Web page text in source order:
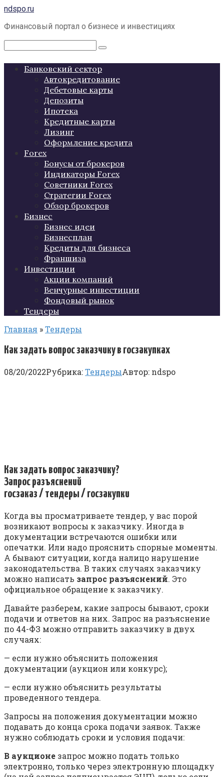
Перейти
контенту
ndspo.ru
Финансовый портал о бизнесе и инвестициях
Поиск:
Банковский сектор
Автокредитование
Дебетовые карты
Депозиты
Ипотека
Кредитные карты
Лизинг
Оформление кредита
Forex
Бонусы от брокеров
Индикаторы Forex
Советники Forex
Стратегии Forex
Обзор брокеров
Бизнес
Бизнес идеи
Бизнесплан
Кредиты для бизнеса
Франшиза
Инвестиции
Акции компаний
Венчурные инвестиции
Фондовый рынок
Тендеры
Главная »Тендеры
Как задать вопрос заказчику в госзакупках
08/20/2022Рубрика:ТендерыАвтор: ndspo
Как задать вопрос заказчику?
Запрос разъяснений
госзаказ / тендеры / госзакупки
Когда вы просматриваете тендер, у вас порой
возникают вопросы к заказчику. Иногда в
документации встречаются ошибки или
опечатки. Или надо прояснить спорные моменты.
А бывают ситуации, когда налицо нарушение
законодательства. В таких случаях заказчику
можно написать запрос разъяснений. Это
официальное обращение к заказчику.
Давайте разберем, какие запросы бывают, сроки
подачи и ответов на них. Запрос на разъяснение
по 44-ФЗ можно отправить заказчику в двух
случаях:
— если нужно объяснить положения
документации (аукцион или конкурс);
— если нужно объяснить результаты
проведенного тендера.
Запросы на положения документации можно
подавать до конца срока подачи заявок. Также
нужно соблюдать сроки и условия подачи:
В аукционе запрос можно подать только
электронно, только через электронную площадку